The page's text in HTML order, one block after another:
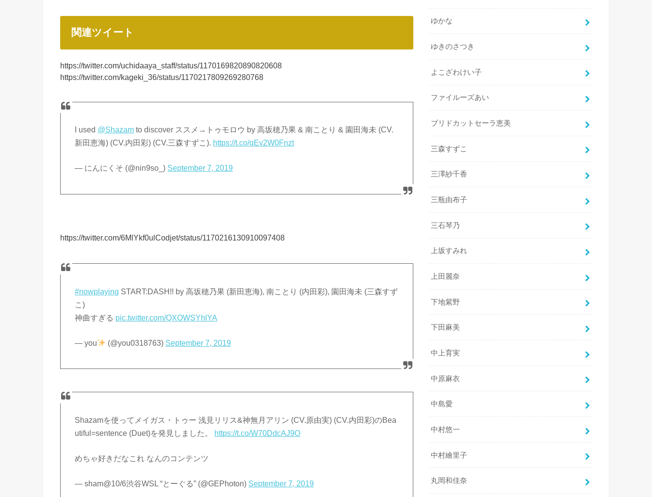
関連ツイート
https://twitter.com/uchidaaya_staff/status/1170169820890820608
https://twitter.com/kageki_36/status/1170217809269280768
I used @Shazam to discover ススメ→トゥモロウ by 高坂穂乃果 & 南ことり & 園田海未 (CV.
新田恵海) (CV.内田彩) (CV.三森すずこ). https://t.co/qEv2W0Fnzt
— にんにくそ (@nin9so_) September 7, 2019
https://twitter.com/6MlYkf0ulCodjet/status/1170216130910097408
#nowplaying START:DASH!! by 高坂穂乃果 (新田恵海), 南ことり (内田彩), 園田海未 (三森すず
こ)
神曲すぎる pic.twitter.com/QXOWSYhlYA
— you (@you0318763) September 7, 2019
Shazamを使ってメイガス・トゥー 浅見リリス&神無月アリン (CV.原由実) (CV.内田彩)のBea
utiful=sentence (Duet)を発見しました。
https://t.co/W70DdcAJ9O
めちゃ好きだなこれ なんのコンテンツ
— sham@10/6渋谷WSL “とーぐる” (@GEPhoton) September 7, 2019
ゆかな
ゆきのさつき
よこざわけい子
ファイルーズあい
ブリドカットセーラ恵美
三森すずこ
三澤紗千香
三瓶由布子
三石琴乃
上坂すみれ
上田麗奈
下地紫野
下田麻美
中上育実
中原麻衣
中島愛
中村悠一
中村繪里子
丸岡和佳奈